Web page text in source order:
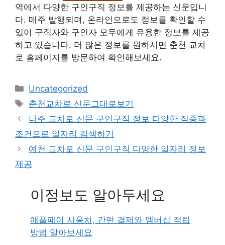
역에서 다양한 구인구직 정보를 제공하는 신문입니
다. 매주 발행되며, 온라인으로도 정보를 확인할 수
있어 구직자와 구인자 모두에게 유용한 정보를 제공
하고 있습니다. 더 많은 정보를 원하시면 춘천 교차
로 홈페이지를 방문하여 확인해보세요.
Categories
Uncategorized
Tags
춘천교차로 신문그대로보기
나주 교차로 신문 구인구직 정보 다양한 직종과
조건으로 일자리 검색하기
예천 교차로 신문 구인구직 다양한 일자리 정보
제공
이정보도 알아두세요
애플페이 사용처, 간편 결제와 멤버십 적립
방법 알아보세요